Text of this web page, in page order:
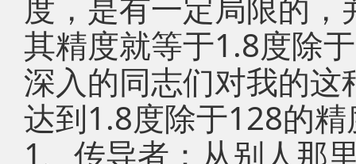
其精度就等于1.8度除
深入的同志们对我的
达到1.8度除于128的
1、传导者：从别人那